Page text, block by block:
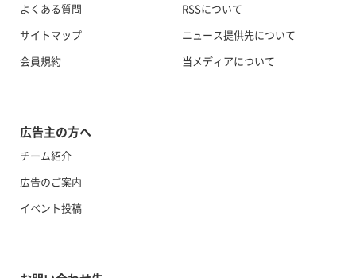
よくある質問
サイトマップ
会員規約
RSSについて
ニュース提供先について
当メディアについて
広告主の方へ
チーム紹介
広告のご案内
イベント投稿